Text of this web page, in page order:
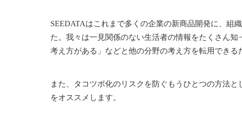
SEEDATAはこれまで多くの企業の新商品開発に、組
た。我々は一見関係のない生活者の情報をたくさん
考え方がある」などと他の分野の考え方を転用できる
また、タコツボ化のリスクを防ぐもうひとつの方法
をオススメします。